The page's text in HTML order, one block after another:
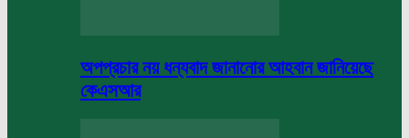
অপপ্রচার নয় ধন্যবাদ জানানোর আহবান জানিয়েছে
কেএসআর